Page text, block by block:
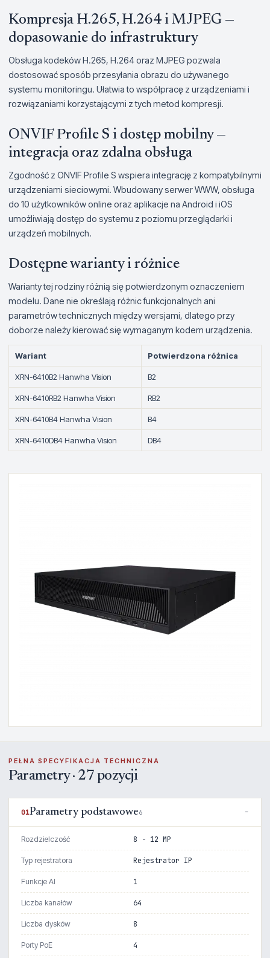
Kompresja H.265, H.264 i MJPEG —
dopasowanie do infrastruktury
Obsługa kodeków H.265, H.264 oraz MJPEG pozwala
dostosować sposób przesyłania obrazu do używanego
systemu monitoringu. Ułatwia to współpracę z urządzeniami i
rozwiązaniami korzystającymi z tych metod kompresji.
ONVIF Profile S i dostęp mobilny —
integracja oraz zdalna obsługa
Zgodność z ONVIF Profile S wspiera integrację z kompatybilnymi
urządzeniami sieciowymi. Wbudowany serwer WWW, obsługa
do 10 użytkowników online oraz aplikacje na Android i iOS
umożliwiają dostęp do systemu z poziomu przeglądarki i
urządzeń mobilnych.
Dostępne warianty i różnice
Warianty tej rodziny różnią się potwierdzonym oznaczeniem
modelu. Dane nie określają różnic funkcjonalnych ani
parametrów technicznych między wersjami, dlatego przy
doborze należy kierować się wymaganym kodem urządzenia.
Wariant Potwierdzona różnica
XRN-6410B2 Hanwha Vision B2
XRN-6410RB2 Hanwha Vision RB2
XRN-6410B4 Hanwha Vision B4
XRN-6410DB4 Hanwha Vision DB4
PEŁNA SPECYFIKACJA TECHNICZNA
Parametry · 27 pozycji
01Parametry podstawowe6
Rozdzielczość 8 - 12 MP
Typ rejestratora Rejestrator IP
Funkcje AI 1
Liczba kanałów 64
Liczba dysków 8
Porty PoE 4